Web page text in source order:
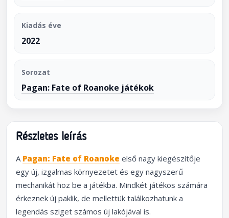
Kiadás éve
2022
Sorozat
Pagan: Fate of Roanoke játékok
Részletes leírás
A Pagan: Fate of Roanoke első nagy kiegészítője
egy új, izgalmas környezetet és egy nagyszerű
mechanikát hoz be a játékba. Mindkét játékos számára
érkeznek új paklik, de mellettük találkozhatunk a
legendás sziget számos új lakójával is.